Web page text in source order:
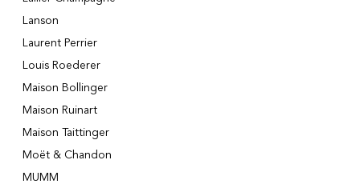
Lanson
Laurent Perrier
Louis Roederer
Maison Bollinger
Maison Ruinart
Maison Taittinger
Moët & Chandon
MUMM